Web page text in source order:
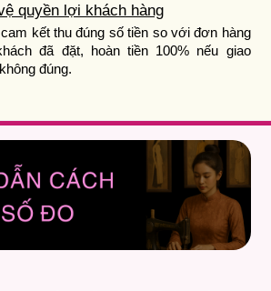
quyền lợi khách hàng
kết thu đúng số tiền so với đơn hàng
đã đặt, hoàn tiền 100% nếu giao
đúng.